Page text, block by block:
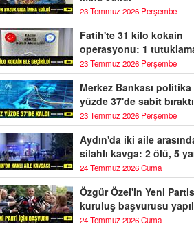
23 Temmuz 2026 Perşembe
Fatih'te 31 kilo kokain
operasyonu: 1
23 Temmuz 2026 Perşembe
Merkez Bankası
yüzde 37'de sabit bıraktı
23 Temmuz 2026 Perşembe
Aydın'da iki aile
silahlı kavga: 2 ölü, 5
24 Temmuz 2026 Cuma
Özgür Özel'in Yeni
kuruluş başvurusu
24 Temmuz 2026 Cuma